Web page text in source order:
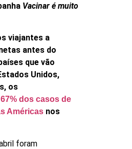
Vacinar é muito
viajantes a
antes do
que vão
Unidos,
os
67% dos casos de
Américas nos
foram